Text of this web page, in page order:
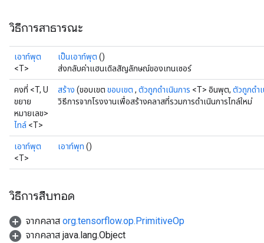
วิธีการสาธารณะ
เอาท์พุต
<T>
เป็นเอาท์พุต ()
ส่งกลับค่าแฮนเดิลสัญลักษณ์ของเทนเซอร์
คงที่ <T, U
ขยาย
หมายเลข>
ไทล์ <T>
สร้าง (ขอบเขต ขอบเขต , ตัวถูกดำเนินการ <T> อินพุต, ตัวถูกดำ
วิธีการจากโรงงานเพื่อสร้างคลาสที่รวมการดำเนินการไทล์ใหม่
เอาท์พุต
<T>
เอาท์พุท ()
วิธีการสืบทอด
จากคลาส org.tensorflow.op.PrimitiveOp
จากคลาส java.lang.Object